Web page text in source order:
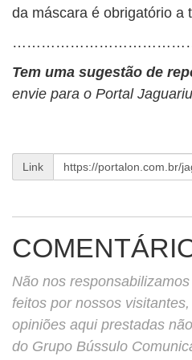
da máscara é obrigatório a
Tem uma sugestão de
envie para o Portal
Link
Não nos
feitos por nossos
opiniões aqui prestadas
do Grupo Bússulo